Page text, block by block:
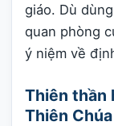
giáo. Dù
quan phòng
ý niệm về
Thiên thần
Thiên Chúa